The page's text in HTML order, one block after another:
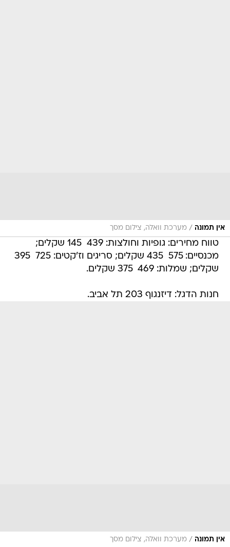
אין תמונה / מערכת וואלה, צילום מסך
טווח מחירים: גופיות וחולצות: 439  145 שקלים;
מכנסיים: 575  435 שקלים; סריגים וז'קטים: 725  395
שקלים; שמלות: 469  375 שקלים.
חנות הדגל: דיזנגוף 203 תל אביב.
אין תמונה / מערכת וואלה, צילום מסך